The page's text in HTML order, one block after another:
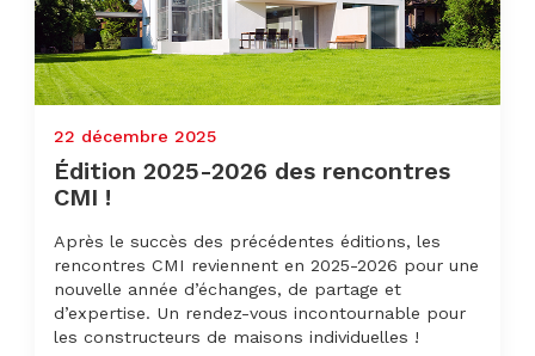
22 décembre 2025
Édition 2025-2026 des rencontres
CMI !
Après le succès des précédentes éditions, les
rencontres CMI reviennent en 2025-2026 pour une
nouvelle année d’échanges, de partage et
d’expertise. Un rendez-vous incontournable pour
les constructeurs de maisons individuelles !